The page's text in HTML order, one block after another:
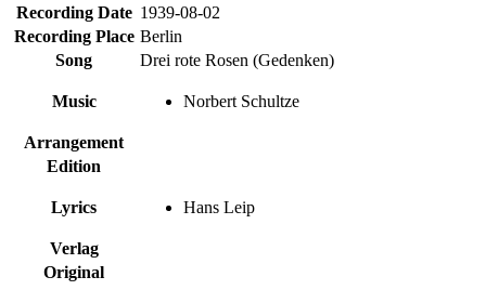
Recording Date 1939-08-02
Recording Place Berlin
Song
Drei rote Rosen (Gedenken)
Music Norbert Schultze
Arrangement
Edition
Lyrics Hans Leip
Verlag
Original